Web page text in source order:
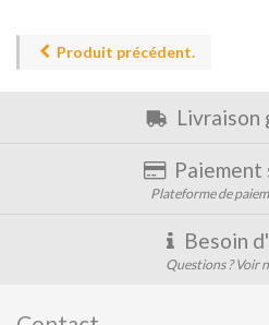
Produit précédent.
Paiement
Plateforme de
Besoin
Questions ? Voir